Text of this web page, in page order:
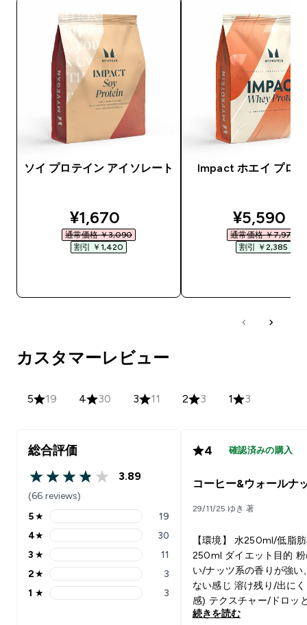
ソイ プロテイン アイソレート
discounted price
¥1,670‎
通常価格 ￥3,090‎
割引 ￥1,420‎
Impact ホエイ プロ
¥5,590‎
通常価格 ￥7,975‎
割引 ￥2,385‎
カスタマーレビュー
5 19 4 30 3 11 2 3 1 3
総合評価
3.89 out of 5 stars
3.89
(66 reviews)
5 stars rating 19 reviews
5★ 19
4 stars rating 30 reviews
4★ 30
3 stars rating 11 reviews
3 ★ 11
2 stars rating 3 reviews
2★ 3
1 stars rating 3 reviews
1 ★ 3
4 確認済みの購入
コーヒー&ウォールナ
29/11/25 ゆき 著
【環境】 水250ml/低脂
250ml ダイエット目的 粉の匂
い/ナッツ系の香りが強い
ない感じ 溶け残り/出に
感) テクスチャー/ドロッ
訳でもなく飲みやすい 味
続きを読む